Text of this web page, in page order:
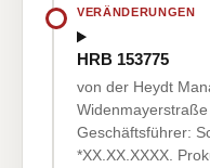
VERÄNDERUNGEN
HRB 153775
von der Heydt
Geschäftsführer:
*XX.XX.XXXX.